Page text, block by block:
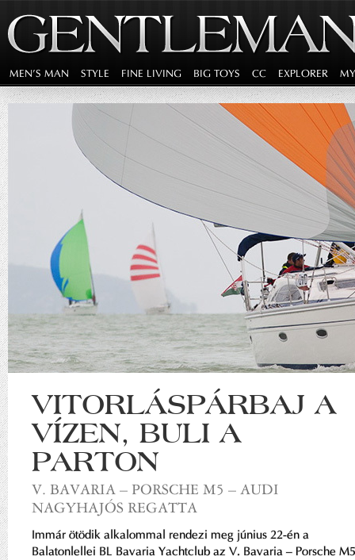
MEN'S MAN STYLE FINE LIVING BIG TOYS CC EXPLORER
VITORLÁSPÁRBAJ A
VÍZEN, BULI A
PARTON
V. BAVARIA – PORSCHE M5 – AUDI
NAGYHAJÓS REGATTA
Immár ötödik alkalommal rendezi meg június 22-én a
Balatonlellei BL Bavaria Yachtclub az V. Bavaria – Porsche M5